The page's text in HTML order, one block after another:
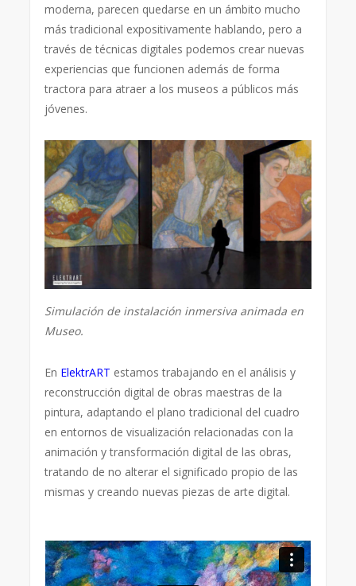
moderna, parecen quedarse en un ámbito mucho
más tradicional expositivamente hablando, pero a
través de técnicas digitales podemos crear nuevas
experiencias que funcionen además de forma
tractora para atraer a los museos a públicos más
jóvenes.
Simulación de instalación inmersiva animada en
Museo.
En ElektrART estamos trabajando en el análisis y
reconstrucción digital de obras maestras de la
pintura, adaptando el plano tradicional del cuadro
en entornos de visualización relacionadas con la
animación y transformación digital de las obras,
tratando de no alterar el significado propio de las
mismas y creando nuevas piezas de arte digital.